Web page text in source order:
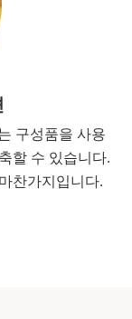
구성품을 사용
할 수 있습니다.
찬가지입니다.